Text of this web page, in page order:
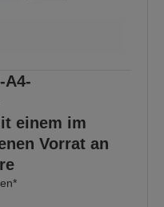
A4-
einem im
Vorrat an